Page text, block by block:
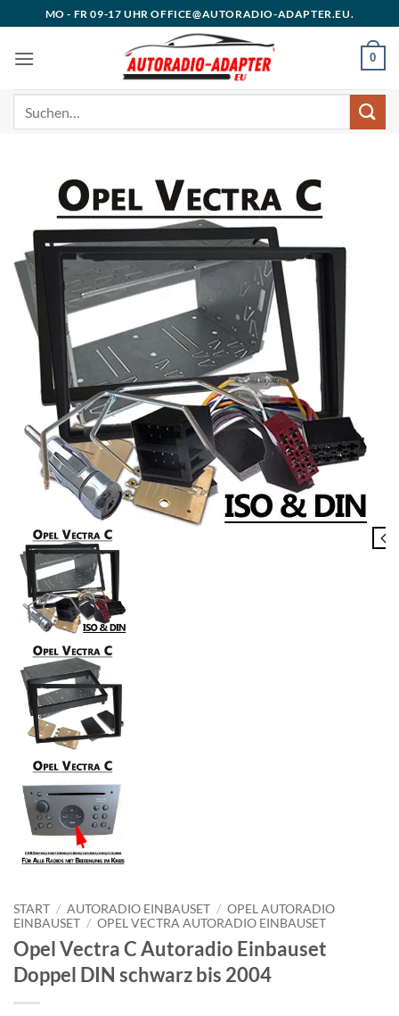
Inhalt
springen
MO - FR 09-17 UHR OFFICE@AUTORADIO-ADAPTER.EU.
0
START / AUTORADIO EINBAUSET / OPEL AUTORADIO
EINBAUSET / OPEL VECTRA AUTORADIO EINBAUSET
Opel Vectra C Autoradio Einbauset
Doppel DIN schwarz bis 2004